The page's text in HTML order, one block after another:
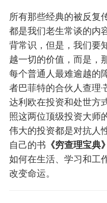
所有那些经典的被反复
都是我们老生常谈的内
背常识，但是，我们要
越一切的价值，而是，
每个普通人最难逾越的
者巴菲特的合伙人查理
达利欧在投资和处世方
照这两位顶级投资大师
伟大的投资都是对抗人
自己的书 《穷查理宝典
如何在生活、学习和工
改变命运。